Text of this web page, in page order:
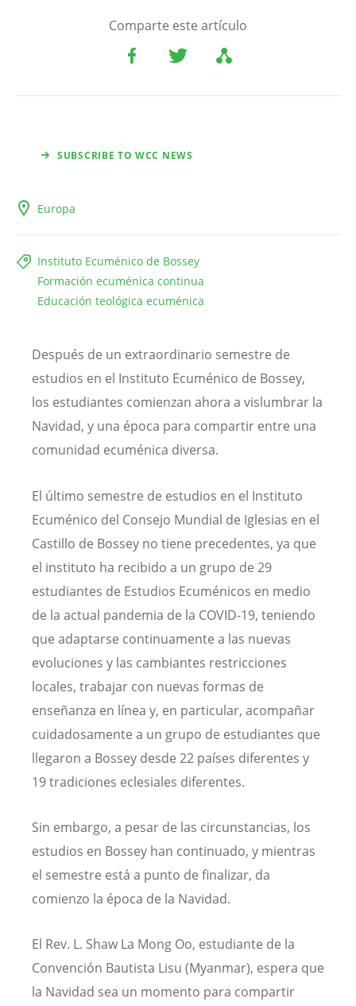
Comparte este artículo
SUBSCRIBE TO WCC NEWS
Europa
Instituto Ecuménico de Bossey
Formación ecuménica continua
Educación teológica ecuménica
Después de un extraordinario semestre de
estudios en el Instituto Ecuménico de Bossey,
los estudiantes comienzan ahora a vislumbrar la
Navidad, y una época para compartir entre una
comunidad ecuménica diversa.
El último semestre de estudios en el Instituto
Ecuménico del Consejo Mundial de Iglesias en el
Castillo de Bossey no tiene precedentes, ya que
el instituto ha recibido a un grupo de 29
estudiantes de Estudios Ecuménicos en medio
de la actual pandemia de la COVID-19, teniendo
que adaptarse continuamente a las nuevas
evoluciones y las cambiantes restricciones
locales, trabajar con nuevas formas de
enseñanza en línea y, en particular, acompañar
cuidadosamente a un grupo de estudiantes que
llegaron a Bossey desde 22 países diferentes y
19 tradiciones eclesiales diferentes.
Sin embargo, a pesar de las circunstancias, los
estudios en Bossey han continuado, y mientras
el semestre está a punto de finalizar, da
comienzo la época de la Navidad.
El Rev. L. Shaw La Mong Oo, estudiante de la
Convención Bautista Lisu (Myanmar), espera que
la Navidad sea un momento para compartir